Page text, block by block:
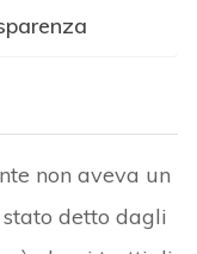
non aveva un
detto dagli